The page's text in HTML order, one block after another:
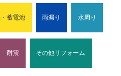
蓄電池 雨漏り 水周り
耐震 その他リフォーム